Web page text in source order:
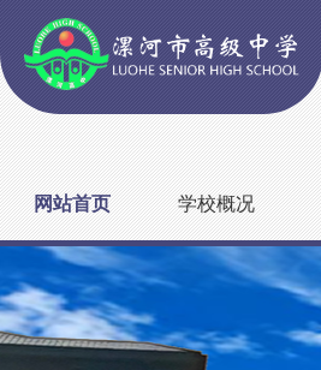
网站首页 学校概况